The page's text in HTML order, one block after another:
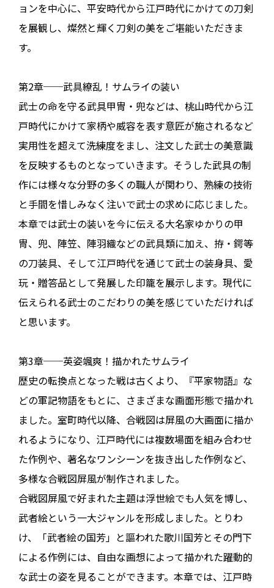
ョンを中心に、平安時代から江戸時代にかけての刀剣
を展観し、燦然と輝く刀剣の美をご堪能いただきま
す。
第2章──武具繚乱！サムライの装い
武士の命を守る武具甲冑・兜などは、桃山時代から江
戸時代にかけて家柄や威容を表す意匠が施されるなど
実用性を超えて洗練度をまし、注文した武士の美意識
を反映するものとなっていきます。そうした武具の制
作には様々な分野の多くの職人が関わり、熟練の技術
と手間を惜しみなく注いで武士の求めに応じました。
本章では武士の装いを今に伝える大名家ゆかりの甲
冑、兜、陣笠、陣羽織などの武具類に加え、拵・鍔等
の刀装具、そして江戸時代を通じて武士の装身具、愛
玩・贈答品として発展した印籠を展示します。現代に
伝えられる武士のこだわりの美を感じていただければ
と思います。
第3章──英姿颯爽！描かれたサムライ
歴史の転換点となった戦は古くより、『平家物語』な
どの軍記物語をもとに、さまざまな画面形態で描かれ
ました。室町時代以降、合戦図は屏風の大画面に描か
れるようになり、江戸時代には複数場面を組み合わせ
た作例や、著名なワンシーンを抜き出した作例など、
多様な合戦図屏風が制作されました。
合戦図屏風で好まれた主題は浮世絵でも人気を博し、
武者絵という一大ジャンルを形成しました。とりわ
け、「武者絵の国芳」と謳われた歌川国芳とその門下
による作例には、自由な画想によって描かれた躍動的
な武士の姿を見ることができます。本章では、江戸時